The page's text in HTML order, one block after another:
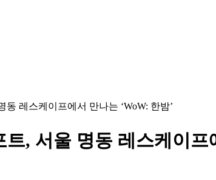
레스케이프에서 만나는 ‘WoW: 한밤’
, 서울 명동 레스케이프